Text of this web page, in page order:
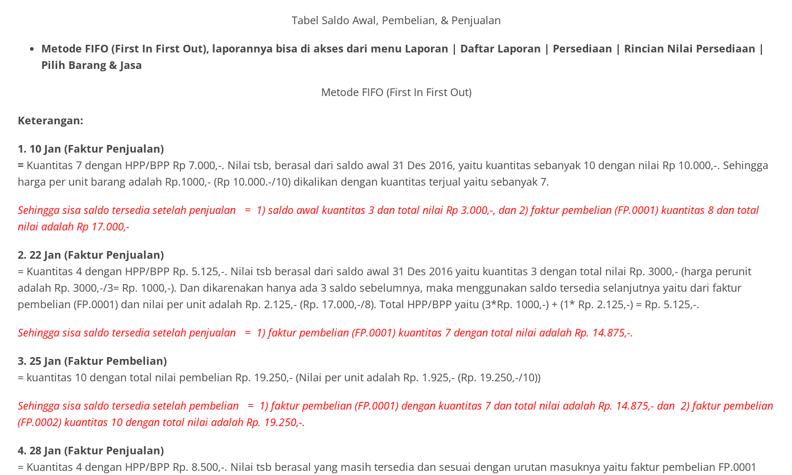
Tabel Saldo Awal, Pembelian, & Penjualan
Metode FIFO (First In First Out), laporannya bisa di akses dari menu Laporan | Daftar Laporan | Persediaan | Rincian Nilai Persediaan |
Pilih Barang & Jasa
Metode FIFO (First In First Out)
Keterangan:
1. 10 Jan (Faktur Penjualan)
= Kuantitas 7 dengan HPP/BPP Rp 7.000,-. Nilai tsb, berasal dari saldo awal 31 Des 2016, yaitu kuantitas sebanyak 10 dengan nilai Rp 10.000,-. Sehingga
harga per unit barang adalah Rp.1000,- (Rp 10.000.-/10) dikalikan dengan kuantitas terjual yaitu sebanyak 7.
Sehingga sisa saldo tersedia setelah penjualan = 1) saldo awal kuantitas 3 dan total nilai Rp 3.000,-, dan 2) faktur pembelian (FP.0001) kuantitas 8 dan total
nilai adalah Rp 17.000,-
2. 22 Jan (Faktur Penjualan)
= Kuantitas 4 dengan HPP/BPP Rp. 5.125,-. Nilai tsb berasal dari saldo awal 31 Des 2016 yaitu kuantitas 3 dengan total nilai Rp. 3000,- (harga perunit
adalah Rp. 3000,-/3= Rp. 1000,-). Dan dikarenakan hanya ada 3 saldo sebelumnya, maka menggunakan saldo tersedia selanjutnya yaitu dari faktur
pembelian (FP.0001) dan nilai per unit adalah Rp. 2.125,- (Rp. 17.000,-/8). Total HPP/BPP yaitu (3*Rp. 1000,-) + (1* Rp. 2.125,-) = Rp. 5.125,-.
Sehingga sisa saldo tersedia setelah penjualan = 1) faktur pembelian (FP.0001) kuantitas 7 dengan total nilai adalah Rp. 14.875,-.
3. 25 Jan (Faktur Pembelian)
= kuantitas 10 dengan total nilai pembelian Rp. 19.250,- (Nilai per unit adalah Rp. 1.925,- (Rp. 19.250,-/10))
Sehingga sisa saldo tersedia setelah pembelian = 1) faktur pembelian (FP.0001) dengan kuantitas 7 dan total nilai adalah Rp. 14.875,- dan 2) faktur pembelian
(FP.0002) kuantitas 10 dengan total nilai adalah Rp. 19.250,-.
4. 28 Jan (Faktur Penjualan)
= Kuantitas 4 dengan HPP/BPP Rp. 8.500,-. Nilai tsb berasal yang masih tersedia dan sesuai dengan urutan masuknya yaitu faktur pembelian FP.0001